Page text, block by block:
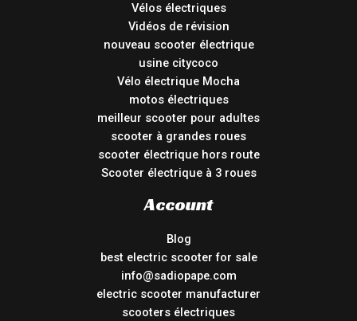
Vélos électriques
Vidéos de révision
nouveau scooter électrique
usine citycoco
Vélo électrique Mocha
motos électriques
meilleur scooter pour adultes
scooter à grandes roues
scooter électrique hors route
Scooter électrique à 3 roues
Account
Blog
best electric scooter for sale
info@sadiopape.com
electric scooter manufacturer
scooters électriques